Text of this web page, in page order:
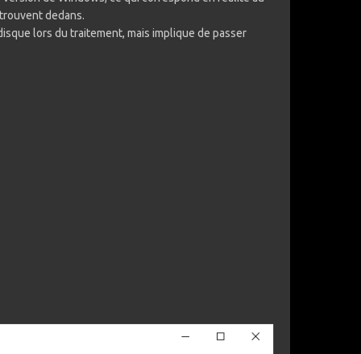
trouvent dedans.
lors du traitement, mais implique de passer